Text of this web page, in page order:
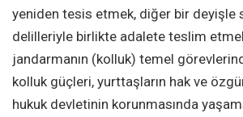
yeniden tesis etmek, diğer bir deyişle
delilleriyle birlikte adalete teslim
jandarmanın (kolluk) temel
kolluk güçleri, yurttaşların hak ve
hukuk devletinin korunmasında